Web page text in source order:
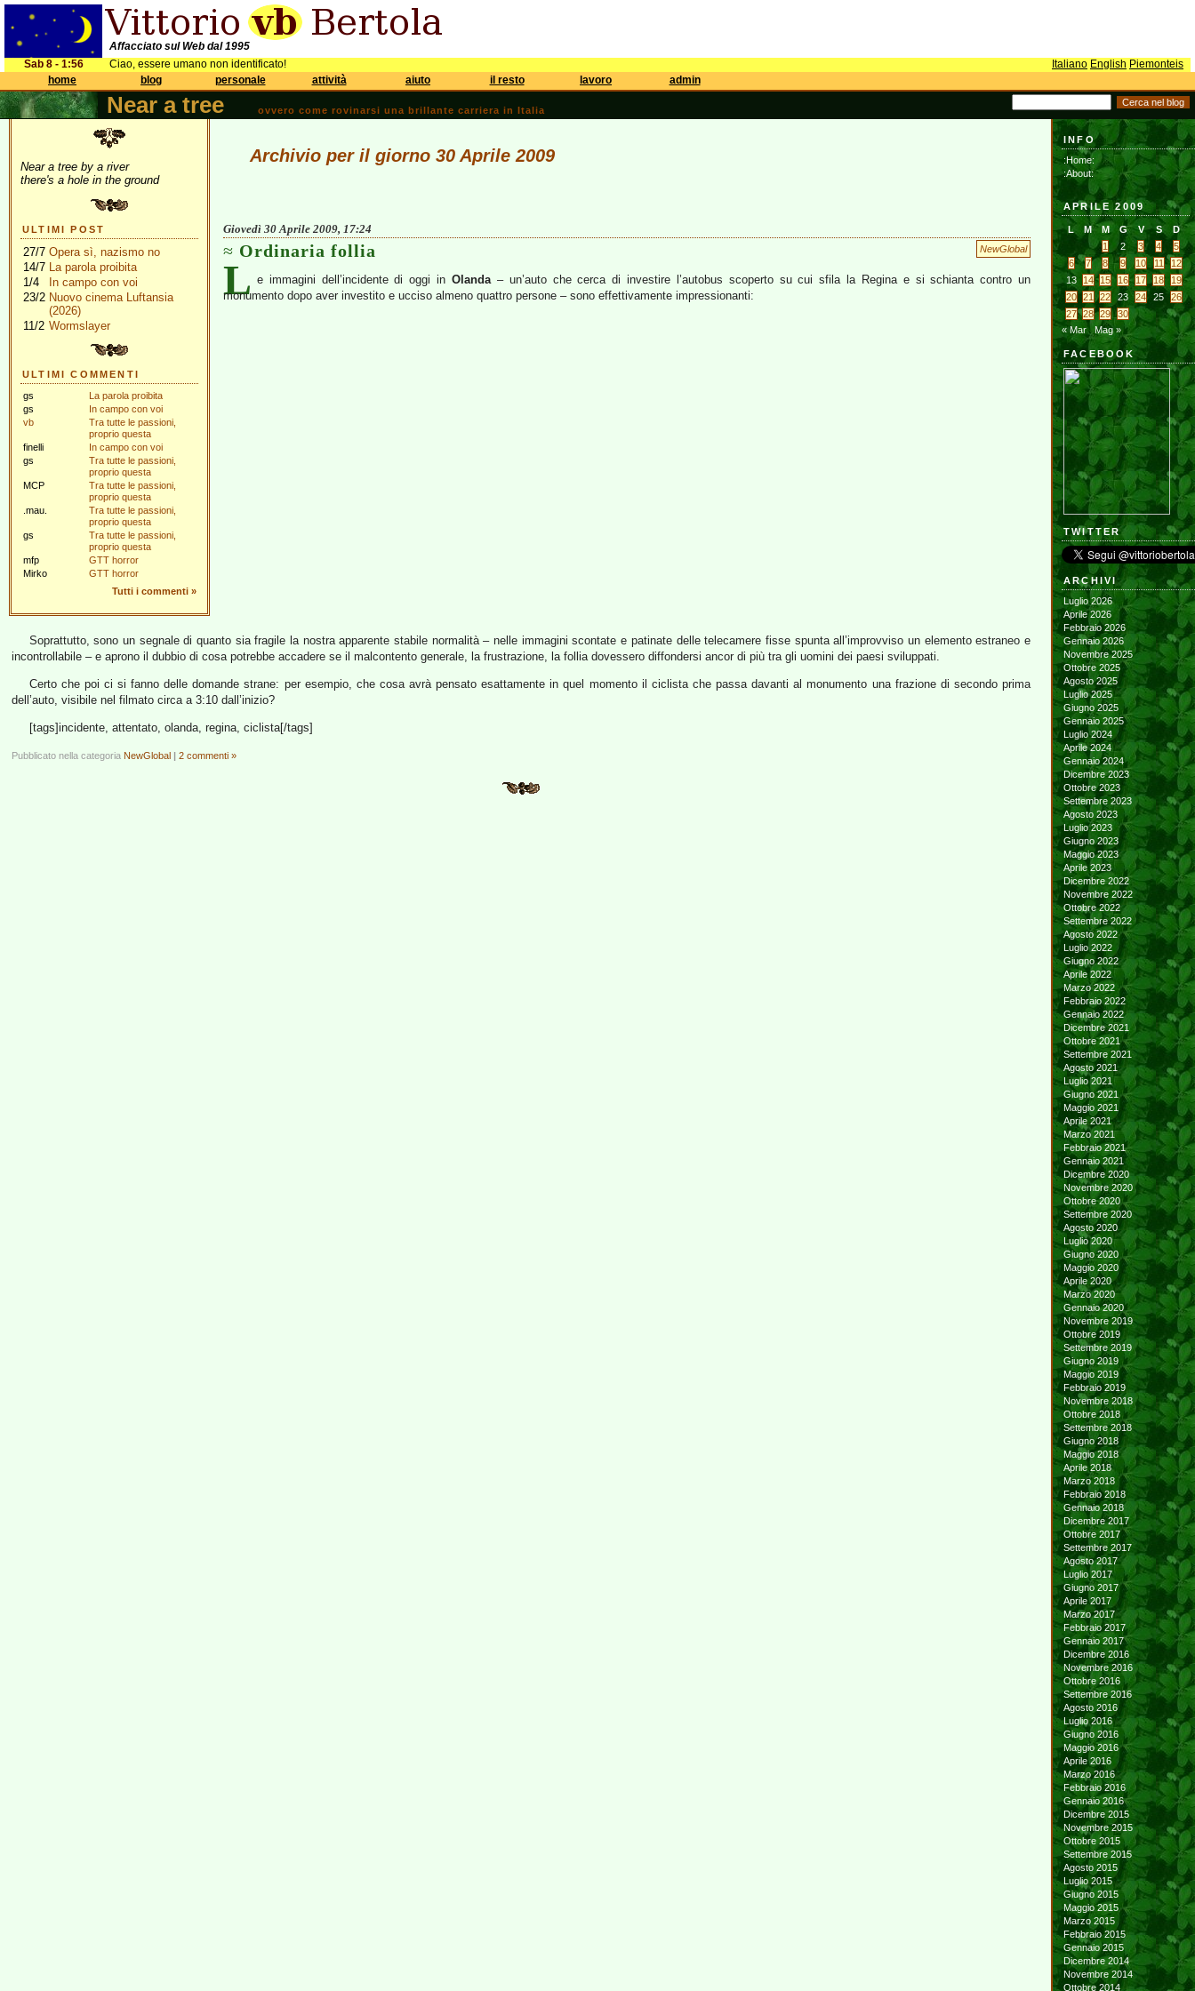
Affacciato sul Web dal 1995
Sab 8 - 1:56
Ciao, essere umano non identificato! Italiano English Piemonteis
home
blog personale attività aiuto il resto lavoro admin
Near a tree ovvero come rovinarsi una brillante carriera in Italia
Near a tree by a river
there's a hole in the ground
ULTIMI POST
27/7 Opera sì, nazismo no
14/7 La parola proibita
1/4
In campo con voi
23/2 Nuovo cinema Luftansia
(2026)
11/2 Wormslayer
ULTIMI COMMENTI
gs
La parola proibita
gs
In campo con voi
vb
Tra tutte le passioni,
proprio questa
finelli
In campo con voi
gs
Tra tutte le passioni,
proprio questa
MCP
Tra tutte le passioni,
proprio questa
.mau.
Tra tutte le passioni,
proprio questa
gs
Tra tutte le passioni,
proprio questa
mfp
GTT horror
Mirko
GTT horror
Tutti i commenti »
Archivio per il giorno 30 Aprile 2009
Giovedì 30 Aprile 2009, 17:24
NewGlobal
Ordinaria follia
L e immagini dell’incidente di oggi in Olanda– un’auto che cerca di investire l’autobus scoperto su cui sfila la Regina e si schianta contro un
monumento dopo aver investito e ucciso almeno quattro persone – sono effettivamente impressionanti:
Soprattutto, sono un segnale di quanto sia fragile la nostra apparente stabile normalità – nelle immagini scontate e patinate delle telecamere fisse spunta all’improvviso un elemento estraneo e
incontrollabile – e aprono il dubbio di cosa potrebbe accadere se il malcontento generale, la frustrazione, la follia dovessero diffondersi ancor di più tra gli uomini dei paesi sviluppati.
Certo che poi ci si fanno delle domande strane: per esempio, che cosa avrà pensato esattamente in quel momento il ciclista che passa davanti al monumento una frazione di secondo prima
dell’auto, visibile nel filmato circa a 3:10 dall’inizio?
[tags]incidente, attentato, olanda, regina, ciclista[/tags]
Pubblicato nella categoria NewGlobal | 2 commenti »
INFO
:Home:
:About:
APRILE 2009
L M M G V S
D
1
2 3 4
5
6
7 8 9 10 11
12
13
14 15 16 17 18
19
20
21 22 23 24 25
26
27
28 29
30
« Mar
Mag »
FACEBOOK
TWITTER
ARCHIVI
Luglio 2026
Aprile 2026
Febbraio 2026
Gennaio 2026
Novembre 2025
Ottobre 2025
Agosto 2025
Luglio 2025
Giugno 2025
Gennaio 2025
Luglio 2024
Aprile 2024
Gennaio 2024
Dicembre 2023
Ottobre 2023
Settembre 2023
Agosto 2023
Luglio 2023
Giugno 2023
Maggio 2023
Aprile 2023
Dicembre 2022
Novembre 2022
Ottobre 2022
Settembre 2022
Agosto 2022
Luglio 2022
Giugno 2022
Aprile 2022
Marzo 2022
Febbraio 2022
Gennaio 2022
Dicembre 2021
Ottobre 2021
Settembre 2021
Agosto 2021
Luglio 2021
Giugno 2021
Maggio 2021
Aprile 2021
Marzo 2021
Febbraio 2021
Gennaio 2021
Dicembre 2020
Novembre 2020
Ottobre 2020
Settembre 2020
Agosto 2020
Luglio 2020
Giugno 2020
Maggio 2020
Aprile 2020
Marzo 2020
Gennaio 2020
Novembre 2019
Ottobre 2019
Settembre 2019
Giugno 2019
Maggio 2019
Febbraio 2019
Novembre 2018
Ottobre 2018
Settembre 2018
Giugno 2018
Maggio 2018
Aprile 2018
Marzo 2018
Febbraio 2018
Gennaio 2018
Dicembre 2017
Ottobre 2017
Settembre 2017
Agosto 2017
Luglio 2017
Giugno 2017
Aprile 2017
Marzo 2017
Febbraio 2017
Gennaio 2017
Dicembre 2016
Novembre 2016
Ottobre 2016
Settembre 2016
Agosto 2016
Luglio 2016
Giugno 2016
Maggio 2016
Aprile 2016
Marzo 2016
Febbraio 2016
Gennaio 2016
Dicembre 2015
Novembre 2015
Ottobre 2015
Settembre 2015
Agosto 2015
Luglio 2015
Giugno 2015
Maggio 2015
Marzo 2015
Febbraio 2015
Gennaio 2015
Dicembre 2014
Novembre 2014
Ottobre 2014